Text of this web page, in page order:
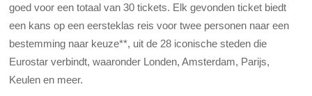
goed voor een totaal van 30 tickets. Elk gevonden ticket biedt
een kans op een eersteklas reis voor twee personen naar een
bestemming naar keuze**, uit de 28 iconische steden die
Eurostar verbindt, waaronder Londen, Amsterdam, Parijs,
Keulen en meer.